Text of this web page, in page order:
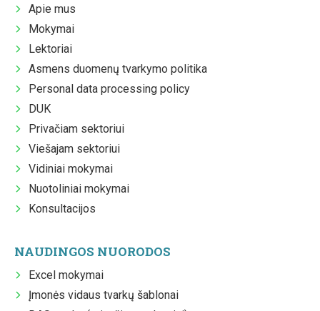
Apie mus
Mokymai
Lektoriai
Asmens duomenų tvarkymo politika
Personal data processing policy
DUK
Privačiam sektoriui
Viešajam sektoriui
Vidiniai mokymai
Nuotoliniai mokymai
Konsultacijos
NAUDINGOS NUORODOS
Excel mokymai
Įmonės vidaus tvarkų šablonai